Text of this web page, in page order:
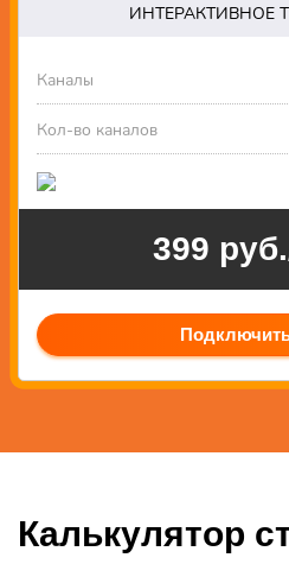
ИНТЕРАКТИВНОЕ
Каналы
Кол-во каналов
399
Калькулятор